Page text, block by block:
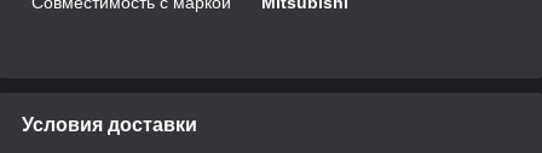
Условия доставки